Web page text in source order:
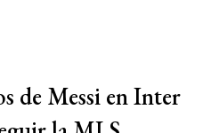
de Messi en Inter